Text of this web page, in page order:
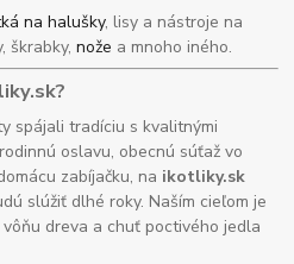
na halušky, lisy a nástroje na
škrabky,nože a mnoho iného.
spájali tradíciu s kvalitnými
oslavu, obecnú súťaž vo
zabíjačku, na ikotliky.sk
slúžiť dlhé roky. Naším cieľom je
dreva a chuť poctivého jedla